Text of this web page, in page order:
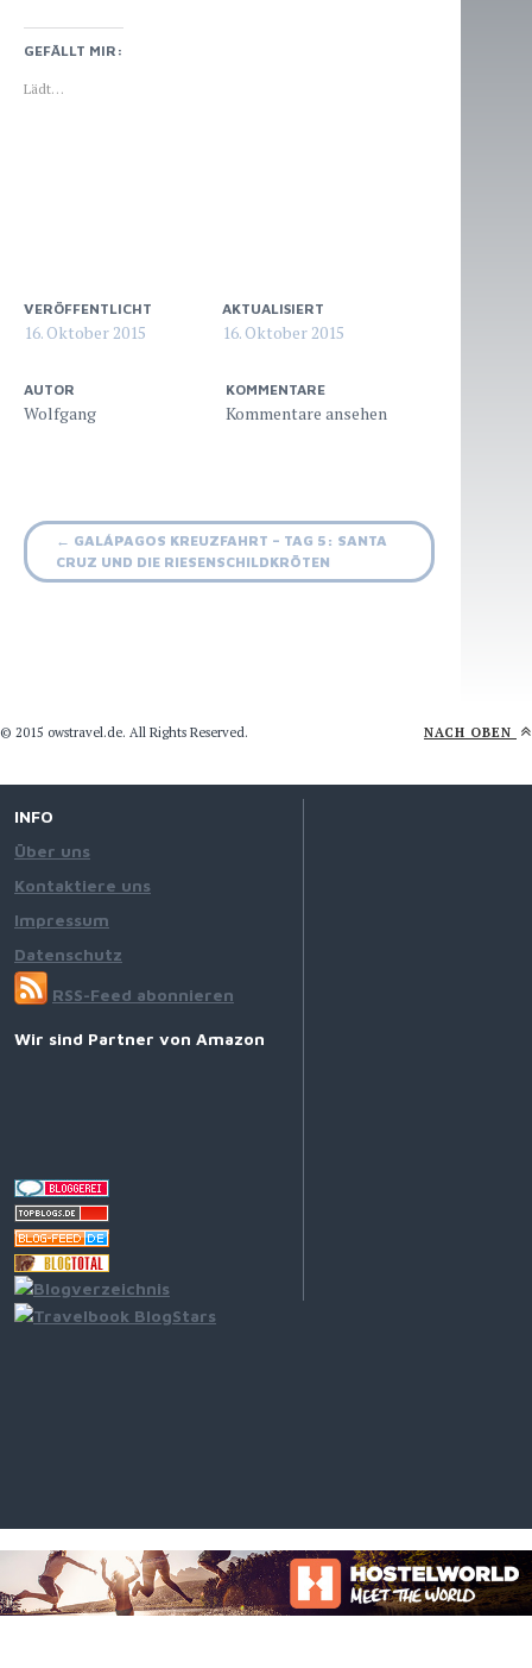
GEFÄLLT MIR:
Lädt…
VERÖFFENTLICHT
16. Oktober 2015
AKTUALISIERT
16. Oktober 2015
AUTOR
Wolfgang
KOMMENTARE
Beitrags-
Navigation
← GALÁPAGOS KREUZFAHRT – TAG 5: SANTA
CRUZ UND DIE RIESENSCHILDKRÖTEN
© 2015 owstravel.de. All Rights Reserved. NACH OBEN
INFO
Über uns
Kontaktiere uns
Impressum
Datenschutz
RSS-Feed abonnieren
Wir sind Partner von Amazon